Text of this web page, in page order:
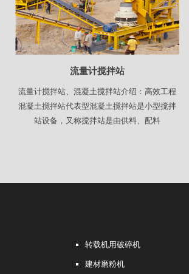
流量计搅拌站
流量计搅拌站、混凝土搅拌站介绍：高效工程
混凝土搅拌站代表型混凝土搅拌站是小型搅拌
站设备，又称搅拌站是由供料、配料
转载机用破碎机
建材磨粉机